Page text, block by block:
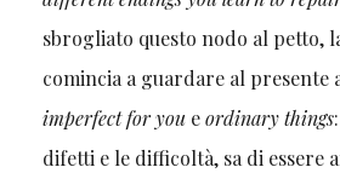
sbrogliato questo nodo al petto,
comincia a guardare al presente
imperfect for you eordinary things
difetti e le difficoltà, sa di essere